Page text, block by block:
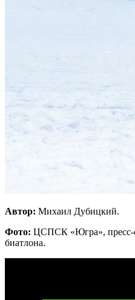
Автор: Михаил Дубицкий.
Фото: ЦСПСК «Югра», пресс-
биатлона.